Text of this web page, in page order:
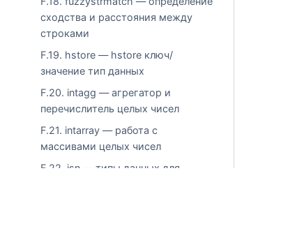
сходства и расстояния между
строками
F.19. hstore — hstore ключ/
значение тип данных
F.20. intagg — агрегатор и
перечислитель целых чисел
F.21. intarray — работа с
массивами целых чисел
F.22. isn — типы данных для